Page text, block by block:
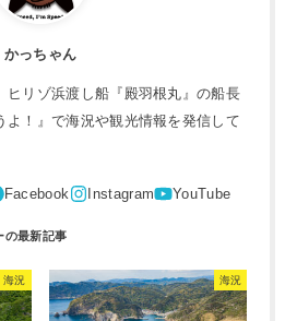
かっちゃん
ヒリゾ浜渡し船『殿羽根丸』の船長
よ！』で海況や観光情報を発信して
海況 海況